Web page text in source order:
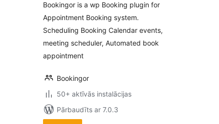
Meeting Scheduling
& WooCommerce
Bookingor is a wp Booking plugin for
Appointment Booking system.
Scheduling Booking Calendar events,
meeting scheduler, Automated book
appointment
Bookingor
50+ aktīvās instalācijas
Pārbaudīts ar 7.0.3